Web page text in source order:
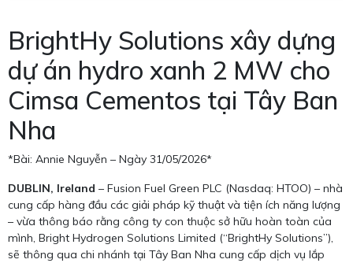
BrightHy Solutions xây dựng
dự án hydro xanh 2 MW cho
Cimsa Cementos tại Tây Ban
Nha
*Bài: Annie Nguyễn – Ngày 31/05/2026*
DUBLIN, Ireland – Fusion Fuel Green PLC (Nasdaq: HTOO) – nhà
cung cấp hàng đầu các giải pháp kỹ thuật và tiện ích năng lượng
– vừa thông báo rằng công ty con thuộc sở hữu hoàn toàn của
mình, Bright Hydrogen Solutions Limited (“BrightHy Solutions”),
sẽ thông qua chi nhánh tại Tây Ban Nha cung cấp dịch vụ lắp